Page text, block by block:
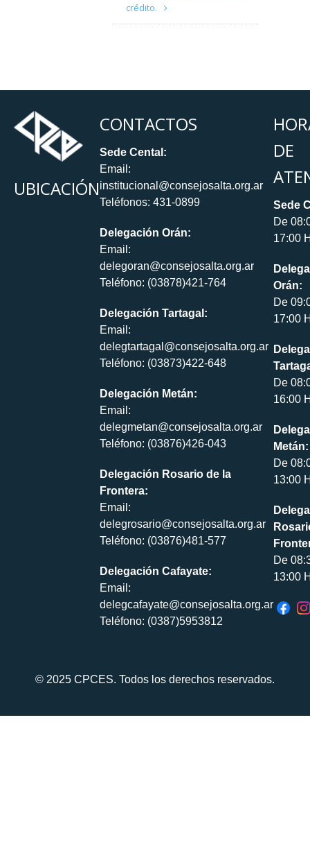
crédito.
UBICACIÓN
CONTACTOS
Sede Cental:
Email:
institucional@consejosalta.org.ar
Teléfonos: 431-0899
Delegación Orán:
Email:
delegoran@consejosalta.org.ar
Teléfono: (03878)421-764
Delegación Tartagal:
Email:
delegtartagal@consejosalta.org.ar
Teléfono: (03873)422-648
Delegación Metán:
Email:
delegmetan@consejosalta.org.ar
Teléfono: (03876)426-043
Delegación Rosario de la
Frontera:
Email:
delegrosario@consejosalta.org.ar
Teléfono: (03876)481-577
Delegación Cafayate:
Email:
delegcafayate@consejosalta.org.ar
Teléfono: (0387)5953812
DE
Sede
De
17:00
Orán:
De
17:00
De
16:00
Metán:
De
13:00
De
13:00
© 2025 CPCES. Todos los derechos reservados.